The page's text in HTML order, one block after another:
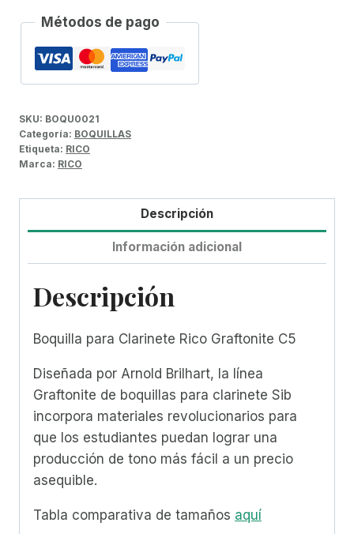
Métodos de pago
SKU: BOQU0021
Categoría: BOQUILLAS
Etiqueta: RICO
Marca: RICO
Descripción
Información adicional
Descripción
Boquilla para Clarinete Rico Graftonite C5
Diseñada por Arnold Brilhart, la línea
Graftonite de boquillas para clarinete Sib
incorpora materiales revolucionarios para
que los estudiantes puedan lograr una
producción de tono más fácil a un precio
asequible.
Tabla comparativa de tamaños aquí